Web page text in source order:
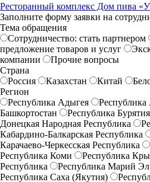
Ресторанный комплекс Дом пива
Заполните форму заявки на
Тема обращения
Сотрудничество: стать партнером
предложение товаров и услуг
компании
Прочие вопросы
Страна
Россия
Казахстан Китай
Регион
Республика Адыгея
Республика
Башкортостан
Республика Бурятия
Донецкая Народная Республика
Кабардино-Балкарская Республика
Карачаево-Черкесская Республика
Республика Коми
Республика
Республика
Республика Марий Эл
Республика Саха (Якутия)